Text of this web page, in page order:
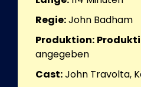
Regie:John Badham
Produktion:
angegeben
Cast:John Travolta,